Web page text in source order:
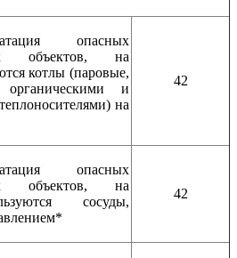
опасных
объектов, на
котлы (паровые,
и
на
42
опасных
объектов, на
сосуды,
42